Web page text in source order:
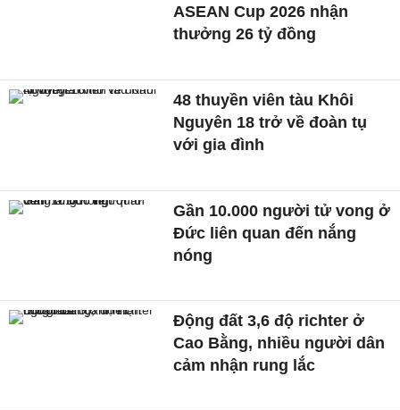
ASEAN Cup 2026 nhận
thưởng 26 tỷ đồng
48 thuyền viên tàu Khôi
Nguyên 18 trở về đoàn tụ
với gia đình
Gần 10.000 người tử vong ở
Đức liên quan đến nắng
nóng
Động đất 3,6 độ richter ở
Cao Bằng, nhiều người dân
cảm nhận rung lắc